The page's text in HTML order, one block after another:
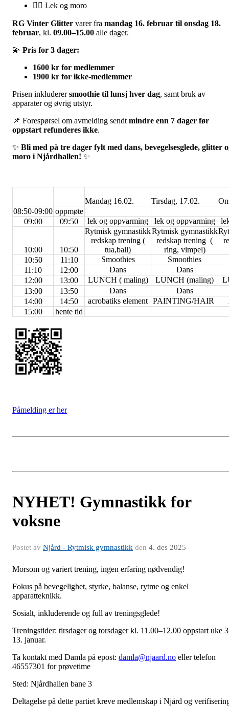
🤸‍♀️ Lek og moro
RG Vinter Glitter varer fra mandag 16. februar til onsdag 18.
februar, kl. 09.00–15.00 alle dager.
💫 Pris for 3 dager:
1600 kr for medlemmer
1900 kr for ikke-medlemmer
Prisen inkluderersmoothie til lunsj hver dag, samt bruk av
apparater og øvrig utstyr.
📌 Forespørsel om avmelding sendt mindre enn 7 dager før
oppstart refunderes ikke.
✨ Bli med på tre dager fylt med dans, bevegelsesglede, glitter
moro i Njårdhallen! ✨
Mandag 16.02. Tirsdag, 17.02.
08:50-09:00 oppmøte
09:00
09:50 lek og oppvarming lek og oppvarming
10:00 10:50
Rytmisk gymnastikk
redskap trening (
tua,ball)
Rytmisk gymnastikk
redskap trening (
ring, vimpel)
10:50 11:10 Smoothies
Smoothies
11:10
12:00 Dans
Dans
12:00
13:00 LUNCH ( maling) LUNCH (maling)
13:00
13:50 Dans
Dans
14:00
14:50 acrobatiks element PAINTING/HAIR
15:00
hente tid
Påmelding er her
NYHET! Gymnastikk for
voksne
Postet av Njård - Rytmisk gymnastikk den 4. des 2025
Morsom og variert trening, ingen erfaring nødvendig!
Fokus på bevegelighet, styrke, balanse, rytme og enkel
apparatteknikk.
Sosialt, inkluderende og full av treningsglede!
Treningstider: tirsdager og torsdager kl. 11.00–12.00 oppstart uke
13. januar.
Ta kontakt med Damla på epost: damla@njaard.no eller telefon
46557301 for prøvetime
Sted: Njårdhallen bane 3
Deltagelse på dette partiet kreve medlemskap i Njård og